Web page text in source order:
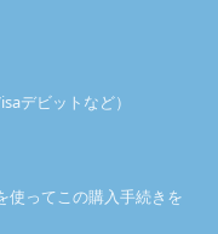
デビットなど）
使ってこの購入手続きを